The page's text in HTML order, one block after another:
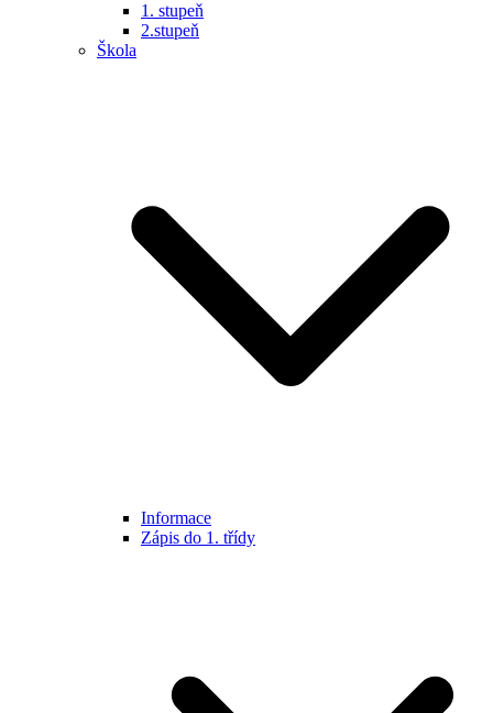
1. stupeň
2.stupeň
Škola
Informace
Zápis do 1. třídy